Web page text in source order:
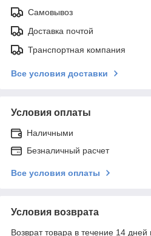
Самовывоз
Доставка почтой
Транспортная компания
Все условия доставки
Условия оплаты
Наличными
Безналичный расчет
Все условия оплаты
Условия возврата
Возврат товара в течение 14 дней